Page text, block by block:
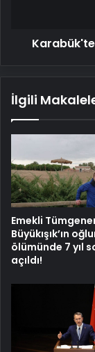
İlgili
Emekli
Büyükışık’ın
ölümünde 7 yıl
açıldı!